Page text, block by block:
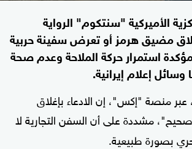
الأميركية "سنتكوم" الرواية
مضيق هرمز أو تعرض سفينة حربية
استمرار حركة الملاحة وعدم صحة
وسائل إعلام إيرانية.
عبر منصة "إكس"، إن الادعاء بإغلاق
مشددة على أن السفن التجارية لا
بصورة طبيعية.